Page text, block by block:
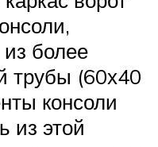
более
трубы (60х40
консоли
из этой